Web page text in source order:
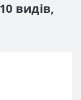
видів,